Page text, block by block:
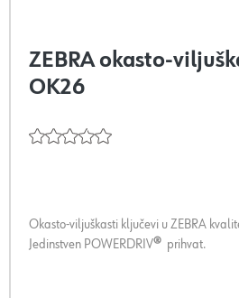
ZEBRA okasto-
OK26
Okasto-viljuškasti ključevi u ZEBRA
Jedinstven POWERDRIV® prihvat.